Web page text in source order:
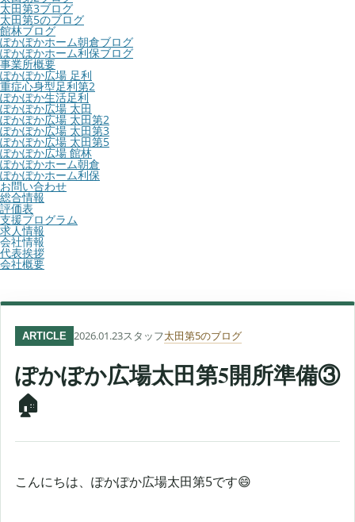
太田第3ブログ
太田第5のブログ
館林ブログ
ぽかぽかホーム朝倉ブログ
ぽかぽかホーム利保ブログ
事業所概要
ぽかぽか広場 足利
重症心身型足利第2
ぽかぽか生活足利
ぽかぽか広場 太田
ぽかぽか広場 太田第2
ぽかぽか広場 太田第3
ぽかぽか広場 太田第5
ぽかぽか広場 館林
ぽかぽかホーム朝倉
ぽかぽかホーム利保
お問い合わせ
総合情報
評価表
支援プログラム
求人情報
会社情報
代表挨拶
会社概要
ARTICLE 2026.01.23スタッフ太田第5のブログ
ぽかぽか広場太田第5開所準備③
🏠
こんにちは、ぽかぽか広場太田第5です😄